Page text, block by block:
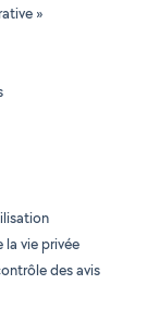
»
vie privée
des avis